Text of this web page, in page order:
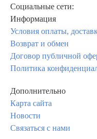
Социальные сети:
Информация
Условия оплаты,
Возврат и обмен
Договор публичной
Политика
Дополнительно
Карта сайта
Новости
Связаться с нами